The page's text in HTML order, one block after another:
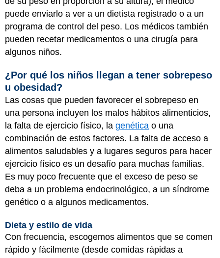
puede enviarlo a ver a un dietista registrado o a un
programa de control del peso. Los médicos también
pueden recetar medicamentos o una cirugía para
algunos niños.
¿Por qué los niños llegan a tener sobrepeso
u obesidad?
Las cosas que pueden favorecer el sobrepeso en
una persona incluyen los malos hábitos alimenticios,
la falta de ejercicio físico, la genética o una
combinación de estos factores. La falta de acceso a
alimentos saludables y a lugares seguros para hacer
ejercicio físico es un desafío para muchas familias.
Es muy poco frecuente que el exceso de peso se
deba a un problema endocrinológico, a un síndrome
genético o a algunos medicamentos.
Dieta y estilo de vida
Con frecuencia, escogemos alimentos que se comen
rápido y fácilmente (desde comidas rápidas a